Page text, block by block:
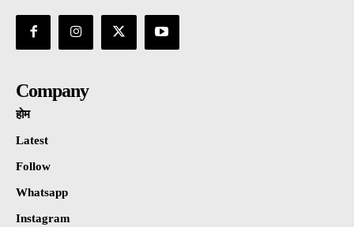
Company
होम
Latest
Follow
Whatsapp
Instagram